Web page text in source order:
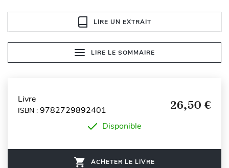
LIRE UN EXTRAIT
LIRE LE SOMMAIRE
Livre
ISBN : 9782729892401 26,50 €
Disponible
ACHETER LE LIVRE